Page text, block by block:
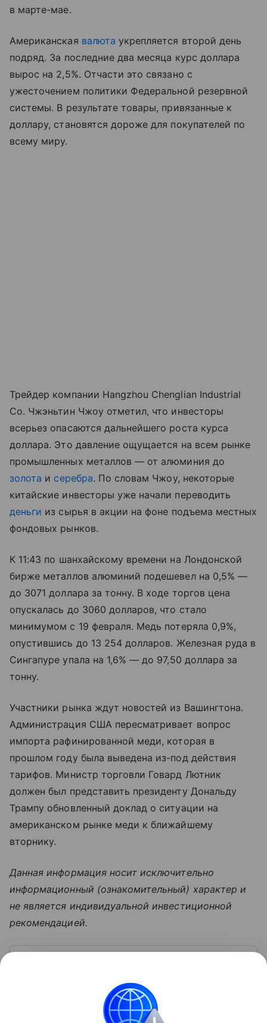
в марте-мае.
Американская валюта укрепляется второй день
подряд. За последние два месяца курс доллара
вырос на 2,5%. Отчасти это связано с
ужесточением политики Федеральной резервной
системы. В результате товары, привязанные к
доллару, становятся дороже для покупателей по
всему миру.
Трейдер компании Hangzhou Chenglian Industrial
Co. Чжэньтин Чжоу отметил, что инвесторы
всерьез опасаются дальнейшего роста курса
доллара. Это давление ощущается на всем рынке
промышленных металлов — от алюминия до
золота и серебра. По словам Чжоу, некоторые
китайские инвесторы уже начали переводить
деньги из сырья в акции на фоне подъема местных
фондовых рынков.
К 11:43 по шанхайскому времени на Лондонской
бирже металлов алюминий подешевел на 0,5% —
до 3071 доллара за тонну. В ходе торгов цена
опускалась до 3060 долларов, что стало
минимумом с 19 февраля. Медь потеряла 0,9%,
опустившись до 13 254 долларов. Железная руда в
Сингапуре упала на 1,6% — до 97,50 доллара за
тонну.
Участники рынка ждут новостей из Вашингтона.
Администрация США пересматривает вопрос
импорта рафинированной меди, которая в
прошлом году была выведена из-под действия
тарифов. Министр торговли Говард Лютник
должен был представить президенту Дональду
Трампу обновленный доклад о ситуации на
американском рынке меди к ближайшему
вторнику.
Данная информация носит исключительно
информационный (ознакомительный) характер и
не является индивидуальной инвестиционной
рекомендацией.
Мы используем деньги в повседневной жизни
каждый день, редко задумываясь о них как